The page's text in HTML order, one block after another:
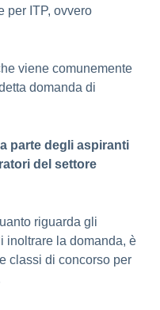
per ITP, ovvero
viene comunemente
domanda di
parte degli aspiranti
del settore
riguarda gli
inoltrare la domanda, è
classi di concorso per